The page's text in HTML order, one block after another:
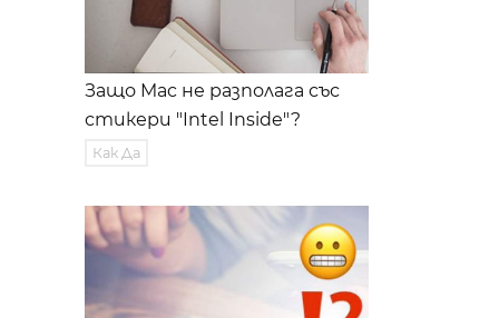
Защо Mac не разполага със
стикери "Intel Inside"?
Как Да